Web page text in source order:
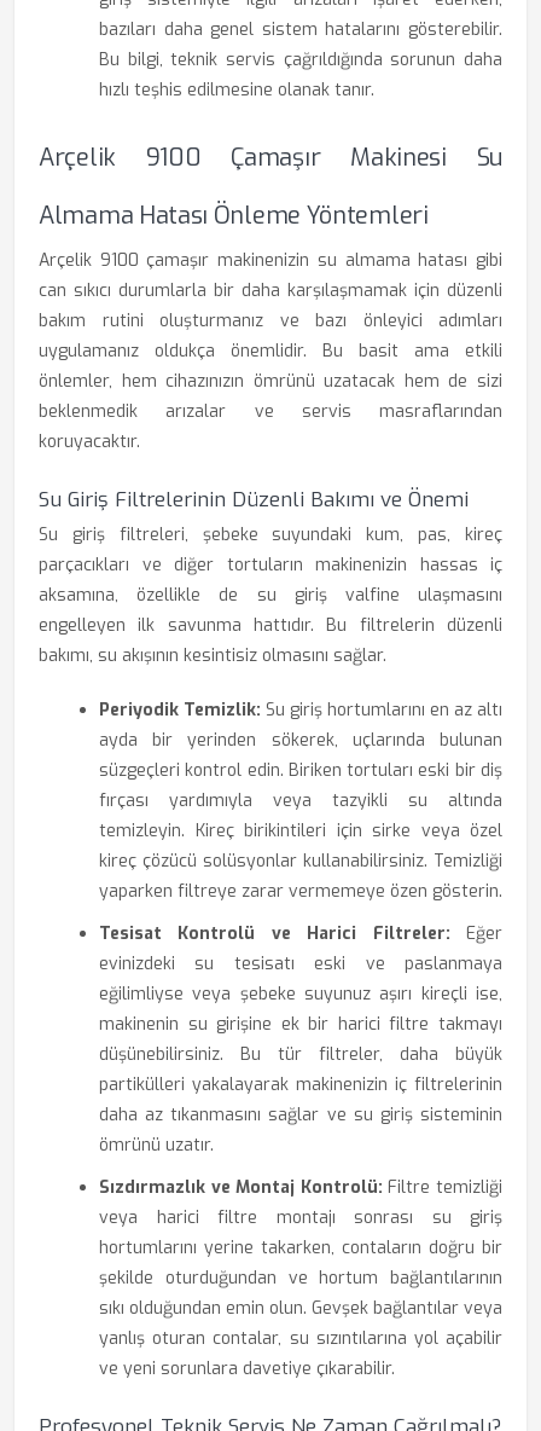
bazıları daha genel sistem hatalarını gösterebilir.
Bu bilgi, teknik servis çağrıldığında sorunun daha
hızlı teşhis edilmesine olanak tanır.
Arçelik 9100 Çamaşır Makinesi Su
Almama Hatası Önleme Yöntemleri
Arçelik 9100 çamaşır makinenizin su almama hatası gibi
can sıkıcı durumlarla bir daha karşılaşmamak için düzenli
bakım rutini oluşturmanız ve bazı önleyici adımları
uygulamanız oldukça önemlidir. Bu basit ama etkili
önlemler, hem cihazınızın ömrünü uzatacak hem de sizi
beklenmedik arızalar ve servis masraflarından
koruyacaktır.
Su Giriş Filtrelerinin Düzenli Bakımı ve Önemi
Su giriş filtreleri, şebeke suyundaki kum, pas, kireç
parçacıkları ve diğer tortuların makinenizin hassas iç
aksamına, özellikle de su giriş valfine ulaşmasını
engelleyen ilk savunma hattıdır. Bu filtrelerin düzenli
bakımı, su akışının kesintisiz olmasını sağlar.
Periyodik Temizlik: Su giriş hortumlarını en az altı
ayda bir yerinden sökerek, uçlarında bulunan
süzgeçleri kontrol edin. Biriken tortuları eski bir diş
fırçası yardımıyla veya tazyikli su altında
temizleyin. Kireç birikintileri için sirke veya özel
kireç çözücü solüsyonlar kullanabilirsiniz. Temizliği
yaparken filtreye zarar vermemeye özen gösterin.
Tesisat Kontrolü ve Harici Filtreler: Eğer
evinizdeki su tesisatı eski ve paslanmaya
eğilimliyse veya şebeke suyunuz aşırı kireçli ise,
makinenin su girişine ek bir harici filtre takmayı
düşünebilirsiniz. Bu tür filtreler, daha büyük
partikülleri yakalayarak makinenizin iç filtrelerinin
daha az tıkanmasını sağlar ve su giriş sisteminin
ömrünü uzatır.
Sızdırmazlık ve Montaj Kontrolü: Filtre temizliği
veya harici filtre montajı sonrası su giriş
hortumlarını yerine takarken, contaların doğru bir
şekilde oturduğundan ve hortum bağlantılarının
sıkı olduğundan emin olun. Gevşek bağlantılar veya
yanlış oturan contalar, su sızıntılarına yol açabilir
ve yeni sorunlara davetiye çıkarabilir.